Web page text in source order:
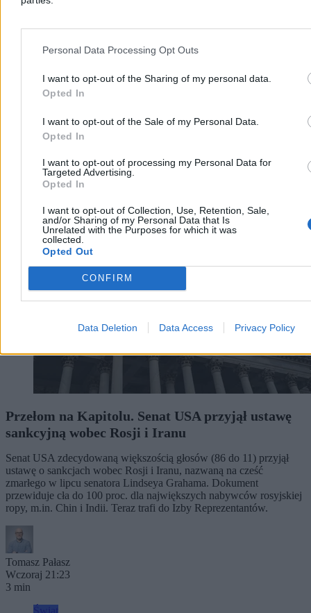
Personal Data Processing Opt Outs
I want to opt-out of the Sharing of my personal data.
Opted In
I want to opt-out of the Sale of my Personal Data.
Opted In
I want to opt-out of processing my Personal Data for
Targeted Advertising.
Opted In
I want to opt-out of Collection, Use, Retention, Sale,
and/or Sharing of my Personal Data that Is
Unrelated with the Purposes for which it was
collected.
Opted Out
CONFIRM
Data Deletion Data Access Privacy Policy
Znaleziona w kominku książka została zwrócona do biblioteki w
Australii po 150 latach. Przypuszcza się, że za jej przetrzymanie był
przy budowie parlamentu w Londynie – poinformowała agencja
Dzisiaj 12:25
Przełom na Kapitolu. Senat USA przyjął ustawę
sankcyjną wobec Rosji i Iranu
Senat USA zdecydowaną większością głosów (86 do 11) przyjął
ustawę o sankcjach wobec Rosji i Iranu, nazwaną na cześć
zmarłego w lipcu senatora Lindseya Grahama. Dokument
przewiduje cła do 100 proc. dla największych nabywców rosyjskiej
ropy, m.in. Chin i Indii. Teraz trafi do Izby Reprezentantów.
Tomasz Pałasz
Wczoraj 21:23
3 min